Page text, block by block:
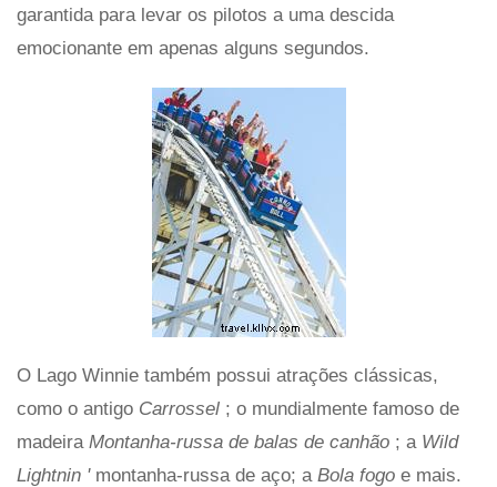
garantida para levar os pilotos a uma descida
emocionante em apenas alguns segundos.
O Lago Winnie também possui atrações clássicas,
como o antigo Carrossel ; o mundialmente famoso de
madeira Montanha-russa de balas de canhão ; a Wild
Lightnin ' montanha-russa de aço; a Bola fogo e mais.